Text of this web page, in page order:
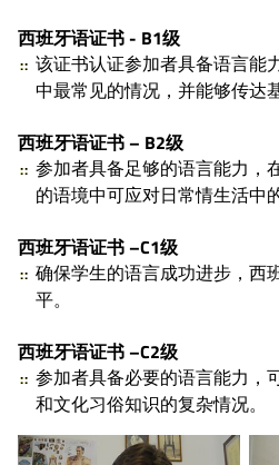
西班牙语证书 - B1级
该证书认证参加者具备语言能
中最常见的情况，并能够传达
西班牙语证书 – B2级
参加者具备足够的语言能力，
的语境中可应对日常情生活中
西班牙语证书 –C1级
确保学生的语言成功进步，西
平。
西班牙语证书 –C2级
参加者具备必要的语言能力，
和文化习俗知识的复杂情况。